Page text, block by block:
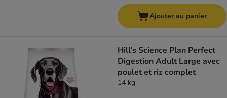
Ajouter au panier
Hill's Science Plan Perfect
Digestion Adult Large avec
poulet et riz complet
14 kg